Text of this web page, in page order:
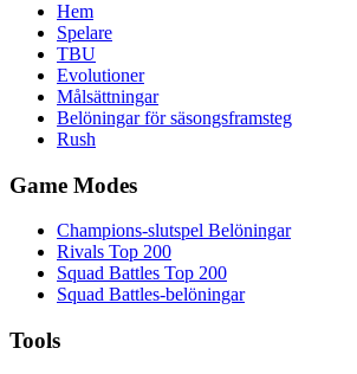
Hem
Spelare
TBU
Evolutioner
Målsättningar
Belöningar för säsongsframsteg
Rush
Game Modes
Champions-slutspel Belöningar
Rivals Top 200
Squad Battles Top 200
Squad Battles-belöningar
Tools